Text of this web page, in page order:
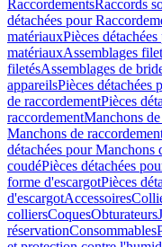
RaccordementsRaccords
détachées pour
matériauxPièces
matériauxAssemblages
filetésAssemblages de
appareilsPièces détachées
de raccordementPièces
raccordementManchons
Manchons de
détachées pour Manchons
coudéPièces détachées
forme d'escargotPièces
d'escargotAccessoires
colliersCoquesObturateurs
réservationConsommables